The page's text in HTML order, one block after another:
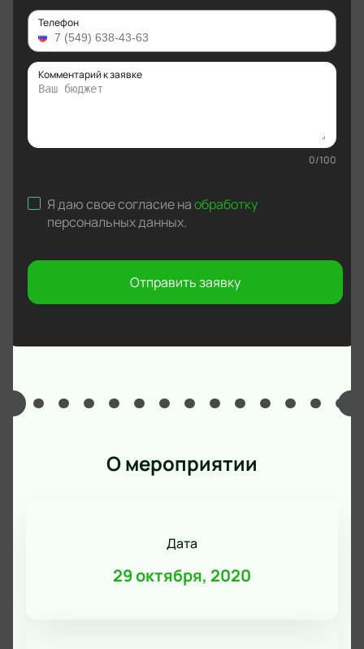
Телефон
Комментарий к заявке
0/100
Я даю свое согласие наобработку
персональных данных.
Отправить заявку
О мероприятии
Дата
29 октября, 2020